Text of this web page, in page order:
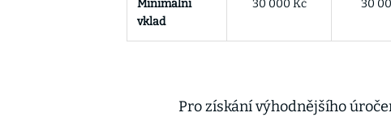
Minimální
vklad
30 000 Kč 30
Pro získání výhodnějšího